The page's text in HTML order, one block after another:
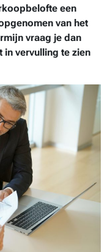
een
van het
vraag je dan
in vervulling te zien